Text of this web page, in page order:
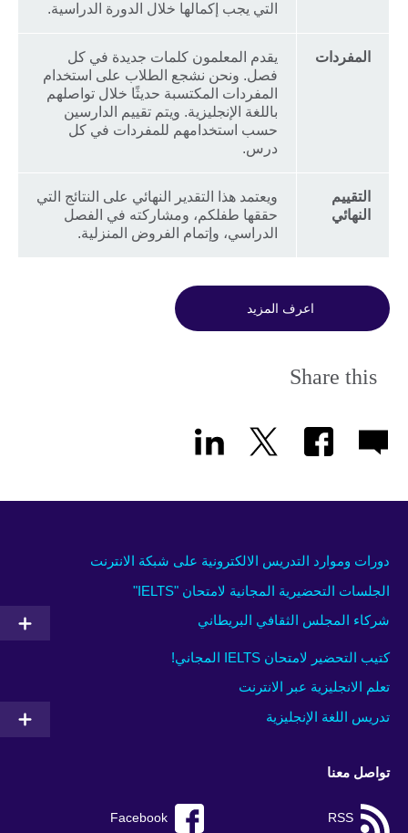
التي يجب إكمالها خلال الدورة الدراسية.
المفردات
يقدم المعلمون كلمات جديدة في كل
فصل. ونحن نشجع الطلاب على استخدام
المفردات المكتسبة حديثًا خلال تواصلهم
باللغة الإنجليزية. ويتم تقييم الدارسين
حسب استخدامهم للمفردات في كل
درس.
التقييم
النهائي
ويعتمد هذا التقدير النهائي على النتائج التي
حققها طفلكم، ومشاركته في الفصل
الدراسي، وإتمام الفروض المنزلية.
اعرف المزيد
Share this
دورات وموارد التدريس الالكترونية على شبكة الانترنت
الجلسات التحضيرية المجانية لامتحان "IELTS"
شركاء المجلس الثقافي البريطاني
كتيب التحضير لامتحان IELTS المجاني!
تعلم الانجليزية عبر الانترنت
تدريس اللغة الإنجليزية
تواصل معنا
Facebook RSS